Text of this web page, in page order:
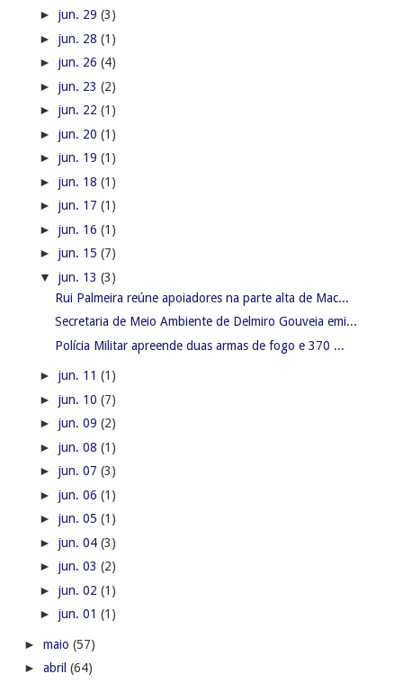
► jun. 29 (3)
► jun. 28 (1)
► jun. 26 (4)
► jun. 23 (2)
► jun. 22 (1)
► jun. 20 (1)
► jun. 19 (1)
► jun. 18 (1)
► jun. 17 (1)
► jun. 16 (1)
► jun. 15 (7)
▼ jun. 13 (3)
Rui Palmeira reúne apoiadores na parte alta de Mac...
Secretaria de Meio Ambiente de Delmiro Gouveia emi...
Polícia Militar apreende duas armas de fogo e 370 ...
► jun. 11 (1)
► jun. 10 (7)
► jun. 09 (2)
► jun. 08 (1)
► jun. 07 (3)
► jun. 06 (1)
► jun. 05 (1)
► jun. 04 (3)
► jun. 03 (2)
► jun. 02 (1)
► jun. 01 (1)
► maio (57)
► abril (64)